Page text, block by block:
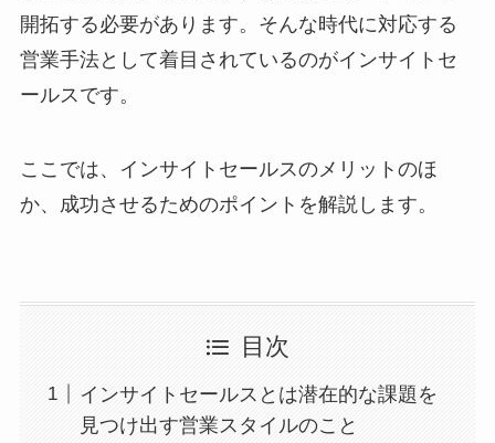
開拓する必要があります。そんな時代に対応する
営業手法として着目されているのがインサイトセ
ールスです。
ここでは、インサイトセールスのメリットのほ
か、成功させるためのポイントを解説します。
目次
インサイトセールスとは潜在的な課題を
見つけ出す営業スタイルのこと